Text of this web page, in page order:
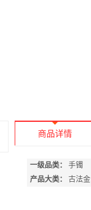
商品详情
一级品类： 手镯
产品大类：
古法金